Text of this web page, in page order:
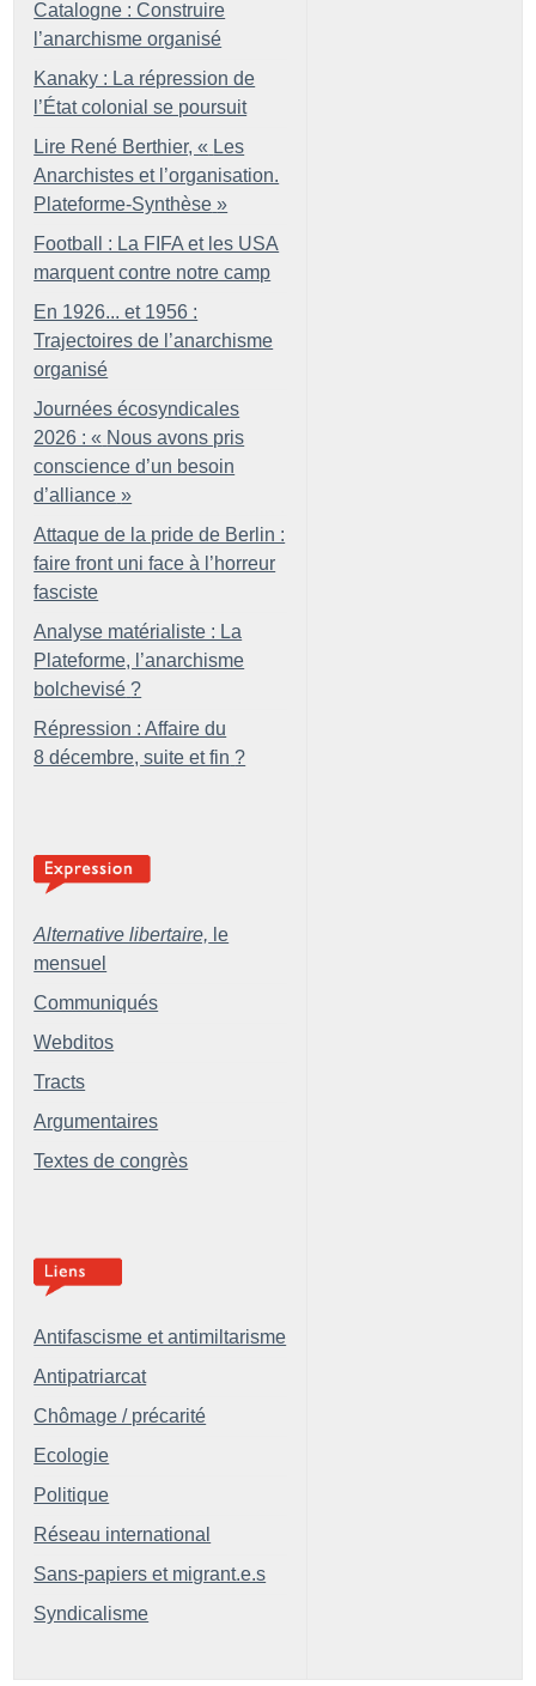
Catalogne : Construire
l’anarchisme organisé
Kanaky : La répression de
l’État colonial se poursuit
Lire René Berthier, « Les
Anarchistes et l’organisation.
Plateforme-Synthèse »
Football : La FIFA et les USA
marquent contre notre camp
En 1926... et 1956 :
Trajectoires de l’anarchisme
organisé
Journées écosyndicales
2026 : « Nous avons pris
conscience d’un besoin
d’alliance »
Attaque de la pride de Berlin :
faire front uni face à l’horreur
fasciste
Analyse matérialiste : La
Plateforme, l’anarchisme
bolchevisé ?
Répression : Affaire du
8 décembre, suite et fin ?
Alternative libertaire, le
mensuel
Communiqués
Webditos
Tracts
Argumentaires
Textes de congrès
Antifascisme et antimiltarisme
Antipatriarcat
Chômage / précarité
Ecologie
Politique
Réseau international
Sans-papiers et migrant.e.s
Syndicalisme